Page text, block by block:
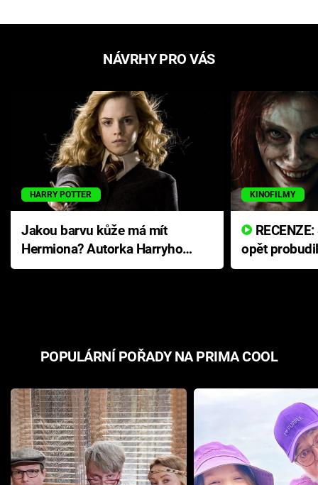
NÁVRHY PRO VÁS
HARRY POTTER
Jakou barvu kůže má mít
Hermiona? Autorka Harryho
Pottera přišla s ráznou
KINOFILMY
opět
přichází s
POPULÁRNÍ POŘADY NA PRIMA COOL